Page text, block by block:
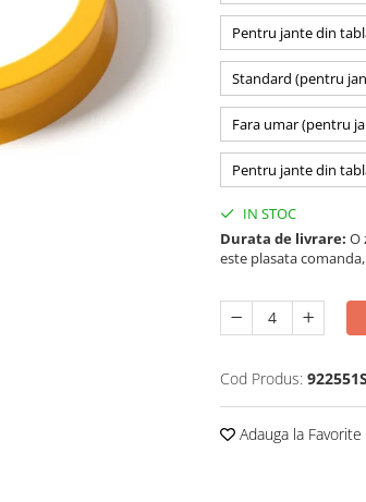
Pentru jante din
Standard (pentru
Fara umar (pentru
Pentru jante din
IN STOC
Durata de livrare: O
este plasata
Cod Produs: 922551S
Adauga la Favorite